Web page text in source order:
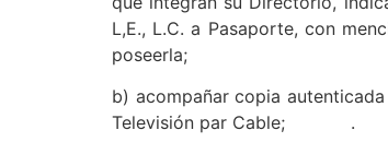
L,E., L.C. a Pasaporte, con
poseerla;
b) acompañar copia
Televisión par Cable; .